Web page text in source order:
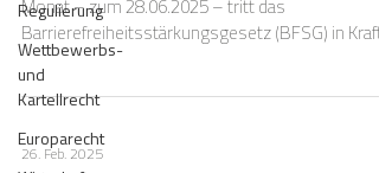
Regulierung
Wettbewerbs-
und
Kartellrecht
Europarecht
Monat – zum 28.06.2025 – tritt das
Barrierefreiheitsstärkungsgesetz (BFSG) in Kraft.
26. Feb. 2025